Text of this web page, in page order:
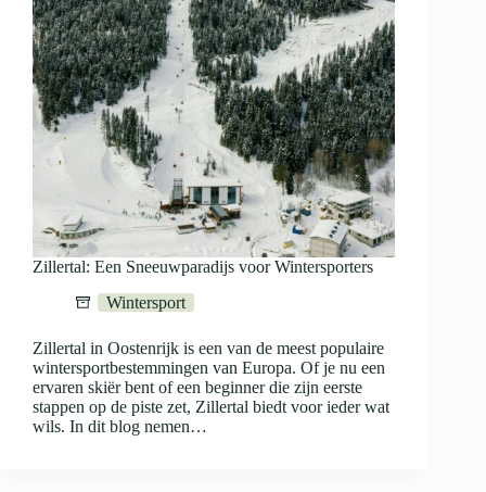
Zillertal: Een Sneeuwparadijs voor Wintersporters
Wintersport
Zillertal in Oostenrijk is een van de meest populaire
wintersportbestemmingen van Europa. Of je nu een
ervaren skiër bent of een beginner die zijn eerste
stappen op de piste zet, Zillertal biedt voor ieder wat
wils. In dit blog nemen…